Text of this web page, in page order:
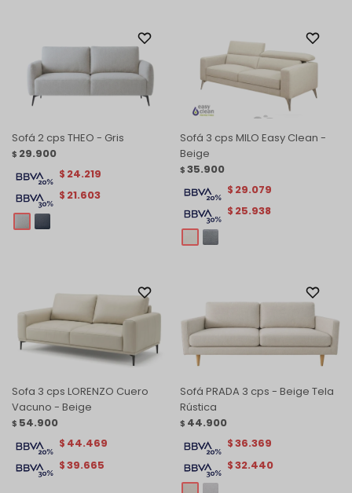
Sofá 2 cps THEO - Gris
$ 29.900
$ 21.603
$ 24.219
Sofá 3 cps MILO Easy Clean -
Beige
$ 35.900
$ 25.938
$ 29.079
Sofa 3 cps LORENZO Cuero
Vacuno - Beige
$ 54.900
$39.665
$ 44.469
Sofá PRADA 3 cps - Beige Tela
Rústica
$ 44.900
$32.440
$36.369